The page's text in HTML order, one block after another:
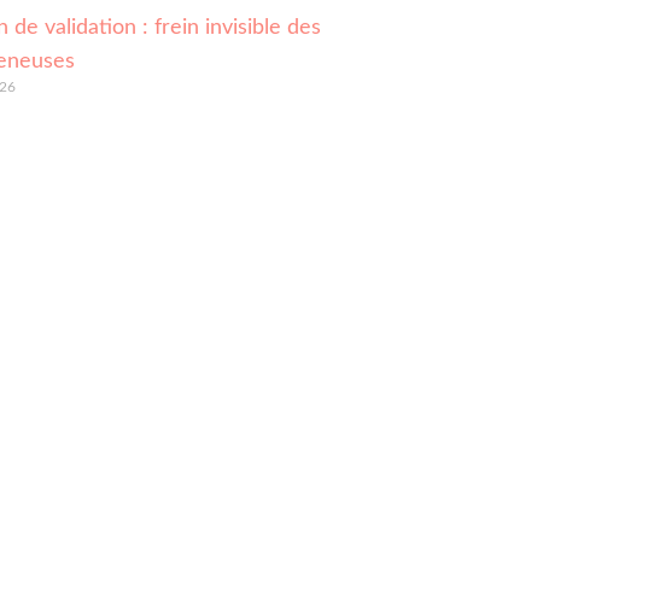
de validation : frein invisible des